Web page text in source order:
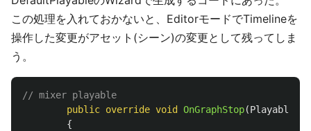
この処理を入れておかないと、EditorモードでTimelineを
操作した変更がアセット(シーン)の変更として残ってしま
う。
// mixer playable
public override void OnGraphStop(Playable
{